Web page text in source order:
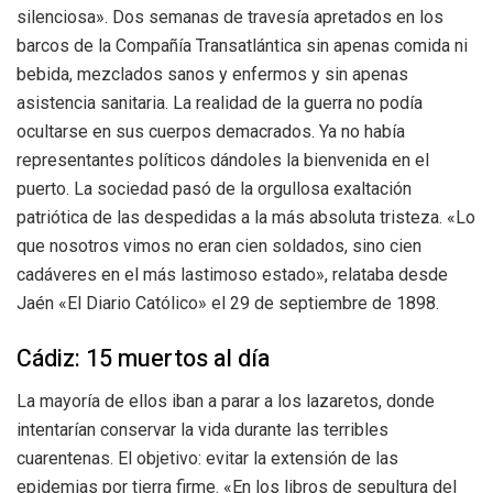
silenciosa». Dos semanas de travesía apretados en los
barcos de la Compañía Transatlántica sin apenas comida ni
bebida, mezclados sanos y enfermos y sin apenas
asistencia sanitaria. La realidad de la guerra no podía
ocultarse en sus cuerpos demacrados. Ya no había
representantes políticos dándoles la bienvenida en el
puerto. La sociedad pasó de la orgullosa exaltación
patriótica de las despedidas a la más absoluta tristeza. «Lo
que nosotros vimos no eran cien soldados, sino cien
cadáveres en el más lastimoso estado», relataba desde
Jaén «El Diario Católico» el 29 de septiembre de 1898.
Cádiz: 15 muertos al día
La mayoría de ellos iban a parar a los lazaretos, donde
intentarían conservar la vida durante las terribles
cuarentenas. El objetivo: evitar la extensión de las
epidemias por tierra firme. «En los libros de sepultura del